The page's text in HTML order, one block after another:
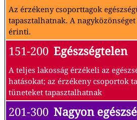
Az érzékeny csoporttagok
tapasztalhatnak. A
érinti.
151-200 Egészségtelen
A teljes lakosság érzékeli az
hatásokat; az érzékeny csoportok
tüneteket tapasztalhatnak
201-300 Nagyon